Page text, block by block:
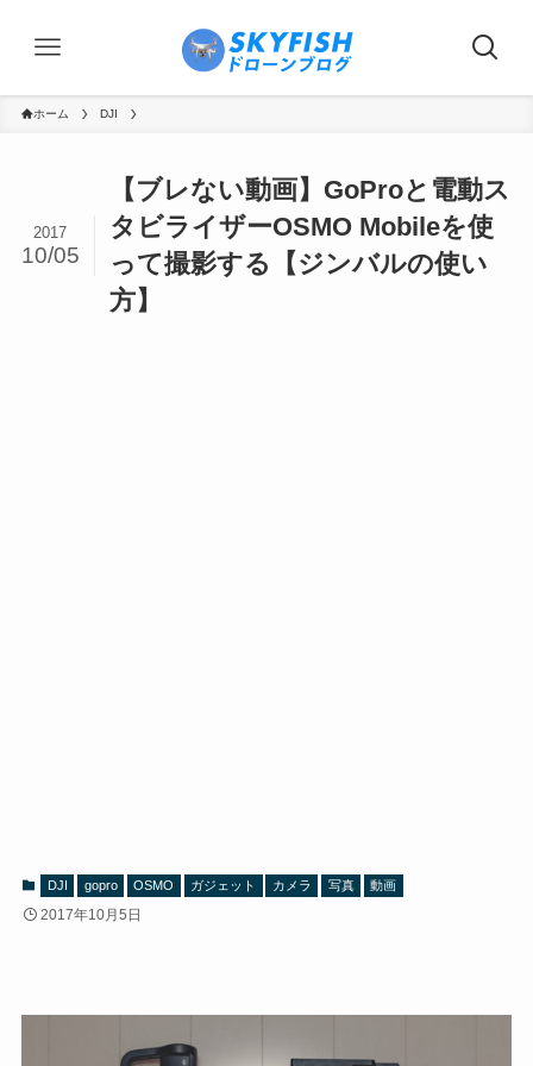
ホーム DJI
【ブレない動画】GoProと電動ス
タビライザーOSMO Mobileを使
って撮影する【ジンバルの使い
方】
2017
10/05
DJI gopro OSMO ガジェット カメラ 写真 動画
2017年10月5日